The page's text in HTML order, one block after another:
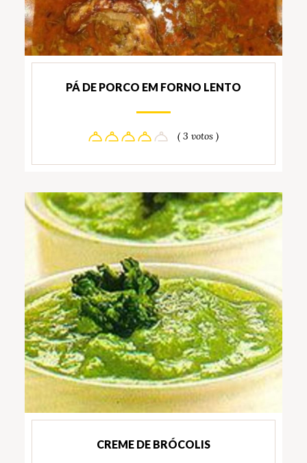
PÁ DE PORCO EM FORNO LENTO
( 3 votos )
CREME DE BRÓCOLIS